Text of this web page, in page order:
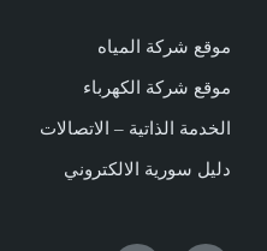
موقع شركة المياه
موقع شركة الكهرباء
الخدمة الذاتية – الاتصالات
دليل سورية الالكتروني